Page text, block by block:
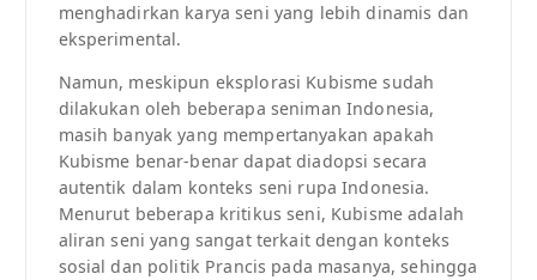
menghadirkan karya seni yang lebih dinamis dan
eksperimental.
Namun, meskipun eksplorasi Kubisme sudah
dilakukan oleh beberapa seniman Indonesia,
masih banyak yang mempertanyakan apakah
Kubisme benar-benar dapat diadopsi secara
autentik dalam konteks seni rupa Indonesia.
Menurut beberapa kritikus seni, Kubisme adalah
aliran seni yang sangat terkait dengan konteks
sosial dan politik Prancis pada masanya, sehingga